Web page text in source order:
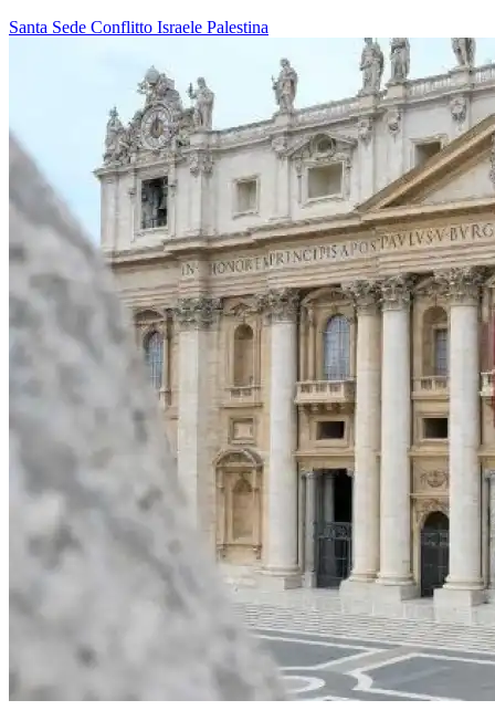
Santa Sede Conflitto Israele Palestina